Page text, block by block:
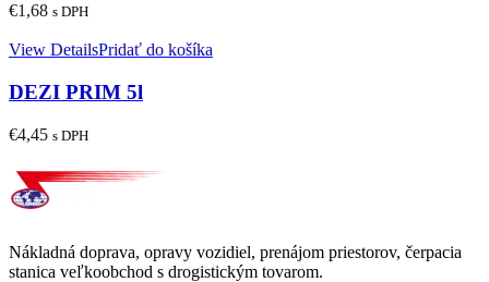
€1,68 s DPH
View DetailsPridať do košíka
DEZI PRIM 5l
€4,45 s DPH
Nákladná doprava, opravy vozidiel, prenájom priestorov, čerpacia
stanica veľkoobchod s drogistickým tovarom.